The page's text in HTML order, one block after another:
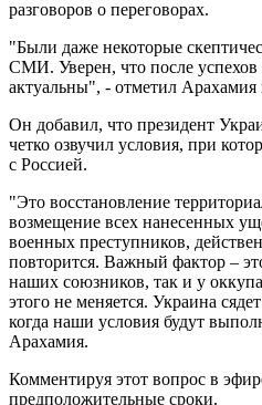
разговоров о переговорах.
"Были даже некоторые
СМИ. Уверен, что после
актуальны", - отметил Арахамия
Он добавил, что президент
четко озвучил условия, при
с Россией.
"Это восстановление
возмещение всех нанесенных
военных преступников,
повторится. Важный фактор –
наших союзников, так и у
этого не меняется. Украина
когда наши условия будут
Арахамия.
Комментируя этот вопрос в
предположительные сроки.